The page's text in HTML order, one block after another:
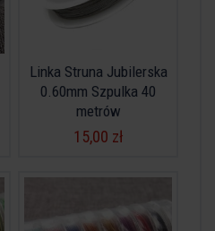
Linka Struna Jubilerska
0.60mm Szpulka 40
metrów
15,00 zł